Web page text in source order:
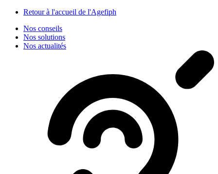
Retour à l'accueil de l'Agefiph
Nos conseils
Nos solutions
Nos actualités